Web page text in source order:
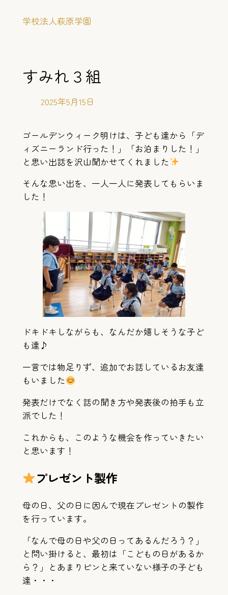
学校法人萩原学園
すみれ３組
2025年5月15日
ゴールデンウィーク明けは、子ども達から「デ
ィズニーランド行った！」「お泊まりした！」
と思い出話を沢山聞かせてくれました
そんな思い出を、一人一人に発表してもらいま
した！
ドキドキしながらも、なんだか嬉しそうな子ど
も達♪
一言では物足りず、追加でお話しているお友達
もいました
発表だけでなく話の聞き方や発表後の拍手も立
派でした！
これからも、このような機会を作っていきたい
と思います！
プレゼント製作
母の日、父の日に因んで現在プレゼントの製作
を行っています。
「なんで母の日や父の日ってあるんだろう？」
と問い掛けると、最初は「こどもの日があるか
ら？」とあまりピンと来ていない様子の子ども
達・・・